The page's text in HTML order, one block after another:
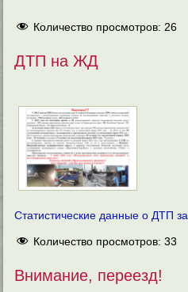
Количество просмотров: 26
ДТП на ЖД
Статистические данные о ДТП за
Количество просмотров: 33
Внимание, переезд!